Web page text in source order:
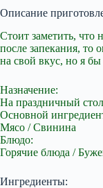
Описание
Стоит заметить, что
после запекания, то
на свой вкус, но я бы
Назначение:
На праздничный стол
Основной
Мясо / Свинина
Блюдо:
Горячие блюда /
Ингредиенты: